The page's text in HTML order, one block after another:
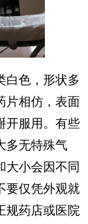
白色，形状多
片相仿，表面
开服用。有些
多无特殊气
大小会因不同
要仅凭外观就
规药店或医院